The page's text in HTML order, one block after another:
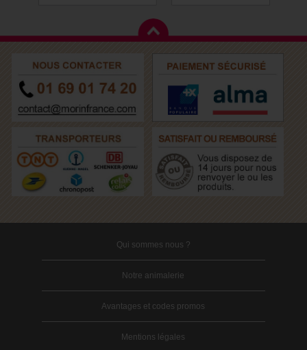
Qui sommes nous ?
Notre animalerie
Avantages et codes promos
Mentions légales